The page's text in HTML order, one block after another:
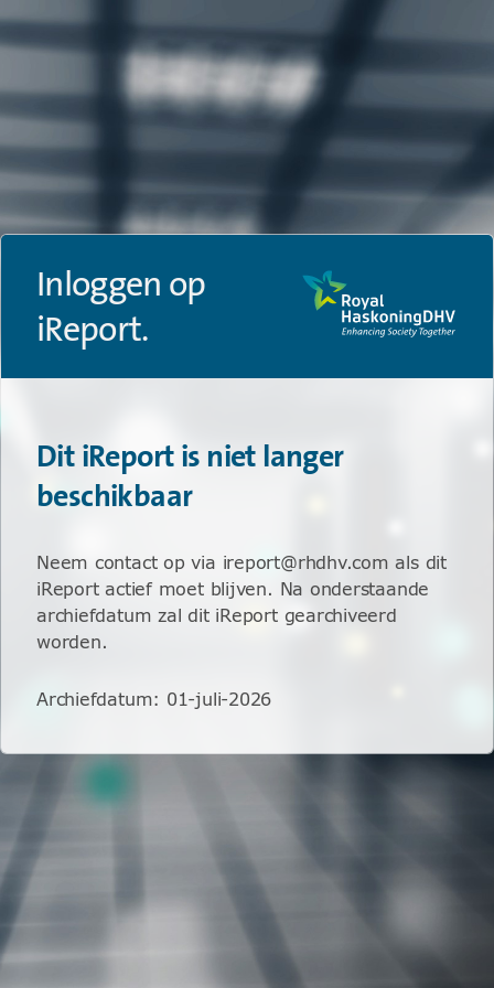
Inloggen op
iReport.
Dit iReport is niet langer
beschikbaar
Neem contact op via ireport@rhdhv.com als dit
iReport actief moet blijven. Na onderstaande
archiefdatum zal dit iReport gearchiveerd
worden.
Archiefdatum: 01-juli-2026